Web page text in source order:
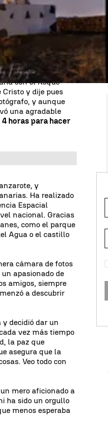
quiero
en sus redes
del
de Gran
de La Cilla
privilegiadas.
de estrellas que
con el Roque
Cristo y dije pues
y aunque
una agradable
horas para hacer
y
Ha realizado
Espacial
nacional. Gracias
como el parque
Agua o el castillo
cámara de fotos
apasionado de
amigos, siempre
a descubrir
decidió dar un
vez más tiempo
la paz que
asegura que la
Veo todo con
mero aficionado a
ha sido un orgullo
menos esperaba